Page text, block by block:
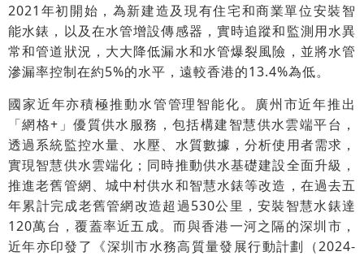
2021年初開始，為新建造及現有住宅和商業單位安裝智
能水錶，以及在水管增設傳感器，實時追蹤和監測用水異
常和管道狀況，大大降低漏水和水管爆裂風險，並將水管
滲漏率控制在約5%的水平，遠較香港的13.4%為低。
國家近年亦積極推動水管管理智能化。廣州市近年推出
「網格+」優質供水服務，包括構建智慧供水雲端平台，
透過系統監控水量、水壓、水質數據，分析使用者需求，
實現智慧供水雲端化；同時推動供水基礎建設全面升級，
推進老舊管網、城中村供水和智慧水錶等改造，在過去五
年累計完成老舊管網改造超過530公里，安裝智慧水錶達
120萬台，覆蓋率近五成。而與香港一河之隔的深圳市，
近年亦印發了《深圳市水務高質量發展行動計劃（2024-